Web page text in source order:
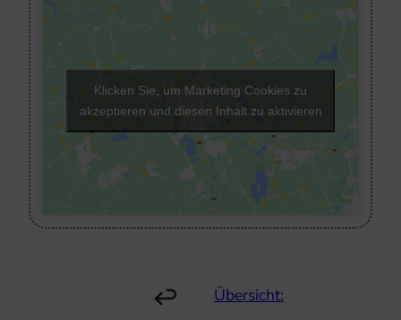
Klicken Sie, um Marketing Cookies zu
akzeptieren und diesen Inhalt zu aktivieren
Übersicht: